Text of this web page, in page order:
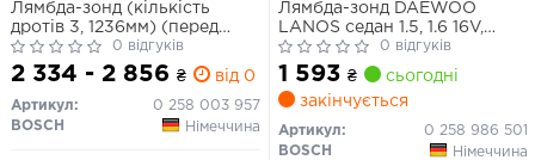
Лямбда-зонд (кількість
дротів 3, 1236мм) (перед
каталізатором) VOLVO 740,
760, 940, 960 ALFA ROMEO
RZ, SZ AUDI 100 C3, 100 C4,
200 C3, 80 B2, 80 B3, 80 B4,
90 B2, 90 B3, A6 C4 1.2-6.0
0 відгуків
2 334 - 2 856 ₴ від 0 дн.
Артикул:
0 258 003 957
BOSCH
Німеччина
Лямбда-зонд DAEWOO
LANOS седан 1.5, 1.6 16V,
NEXIA універс. (вир-во
Bosch)
0 відгуків
1 593 ₴
сьогодні
закінчується
Артикул:
0 258 986 501
BOSCH
Німеччина